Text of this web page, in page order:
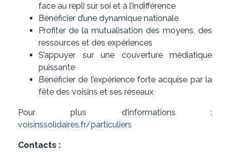
face au repli sur soi et à l’indifférence
Bénéficier d’une dynamique nationale
Profiter de la mutualisation des moyens, des
ressources et des expériences
S’appuyer sur une couverture médiatique
puissante
Bénéficier de l’expérience forte acquise par la
fête des voisins et ses réseaux
Pour plus d’informations :
voisinssolidaires.fr/particuliers
Contacts :